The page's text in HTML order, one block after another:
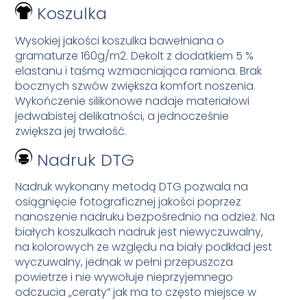
Koszulka
Wysokiej jakości koszulka bawełniana o
gramaturze 160g/m2. Dekolt z dodatkiem 5 %
elastanu i taśmą wzmacniająca ramiona. Brak
bocznych szwów zwiększa komfort noszenia.
Wykończenie silikonowe nadaje materiałowi
jedwabistej delikatności, a jednocześnie
zwiększa jej trwałość.
Nadruk DTG
Nadruk wykonany metodą DTG pozwala na
osiągnięcie fotograficznej jakości poprzez
nanoszenie nadruku bezpośrednio na odzież. Na
białych koszulkach nadruk jest niewyczuwalny,
na kolorowych ze względu na biały podkład jest
wyczuwalny, jednak w pełni przepuszcza
powietrze i nie wywołuje nieprzyjemnego
odczucia „ceraty” jak ma to często miejsce w